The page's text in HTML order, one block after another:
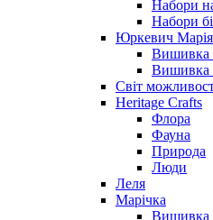
Набори
Набори
Юркевич Марія
Вишивка
Вишивка
Світ
Heritage Crafts
Флора
Фауна
Природа
Люди
Леля
Марічка
Вишивка